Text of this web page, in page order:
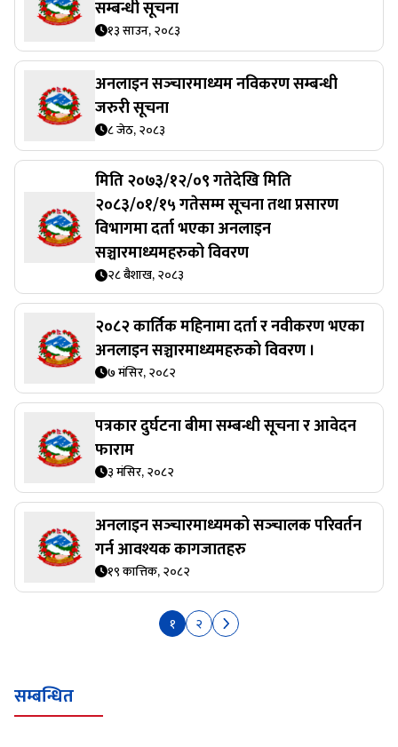
१३ साउन, २०८३
अनलाइन सञ्‍चारमाध्यम नविकरण सम्बन्धी
जरुरी सूचना
८ जेठ, २०८३
मिति २०७३/१२/०९ गतेदेखि मिति
२०८३/०१/१५ गतेसम्म सूचना तथा प्रसारण
विभागमा दर्ता भएका अनलाइन
सञ्चारमाध्यमहरुको विवरण
२८ बैशाख, २०८३
२०८२ कार्तिक महिनामा दर्ता र नवीकरण भएका
अनलाइन सञ्चारमाध्यमहरुको विवरण ।
७ मंसिर, २०८२
पत्रकार दुर्घटना बीमा सम्बन्धी सूचना र आवेदन
फाराम
३ मंसिर, २०८२
अनलाइन सञ्‍चारमाध्यमको सञ्‍चालक परिवर्तन
गर्न आवश्यक कागजातहरु
१९ कात्तिक, २०८२
१ २
सम्बन्धित